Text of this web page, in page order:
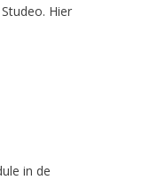
Hier
in de